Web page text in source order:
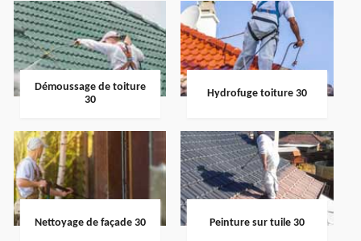
Démoussage de toiture
30
Hydrofuge toiture 30
Nettoyage de façade 30 Peinture sur tuile 30